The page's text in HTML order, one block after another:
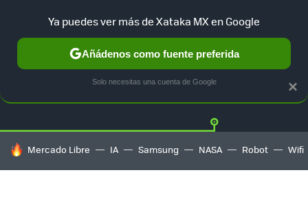
TESLA UBER AUTO ELECTRICO Twitter
HOY SE HABLA DE
Mercado Libre IA Samsung NASA Robot Wifi
×
Ya puedes ver más de Xataka MX en Google
Añádenos como fuente preferida
Solo necesitas una cuenta de Google